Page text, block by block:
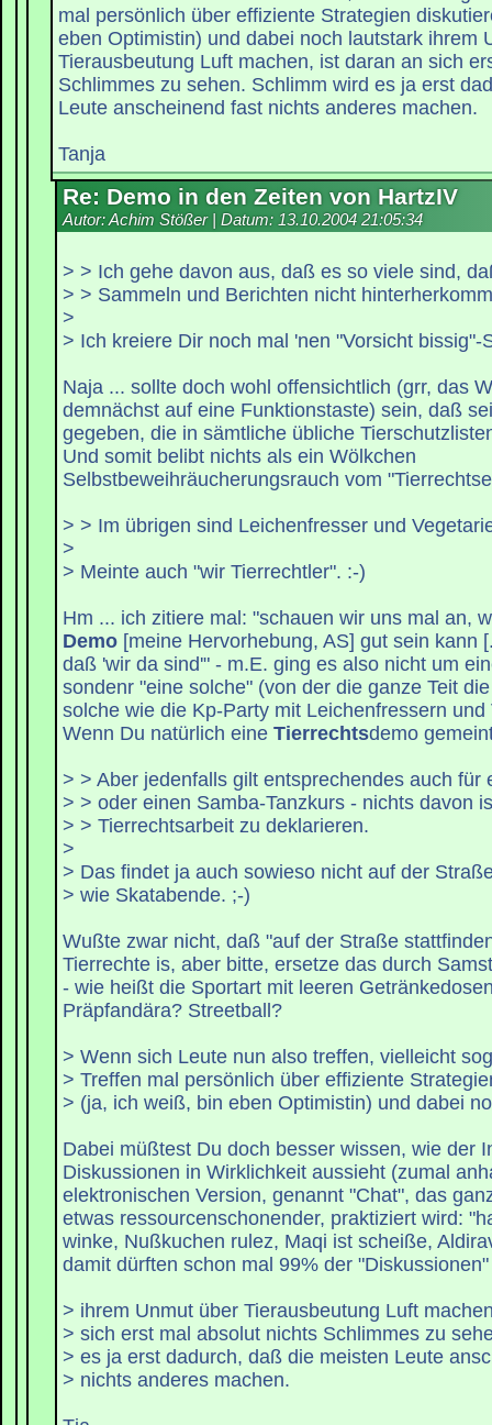
mal persönlich über effiziente Strategien
eben Optimistin) und dabei noch lautstark ihrem
Tierausbeutung Luft machen, ist daran an sich
Schlimmes zu sehen. Schlimm wird es ja erst
Leute anscheinend fast nichts anderes machen.
Tanja
Re: Demo in den Zeiten von HartzIV
Autor: Achim Stößer | Datum: 13.10.2004 21:05:34
> > Ich gehe davon aus, daß es so viele sind,
> > Sammeln und Berichten nicht
>
> Ich kreiere Dir noch mal 'nen "Vorsicht bissig"-
Naja ... sollte doch wohl offensichtlich (grr, das
demnächst auf eine Funktionstaste) sein, daß
gegeben, die in sämtliche übliche
Und somit belibt nichts als ein Wölkchen
Selbstbeweihräucherungsrauch vom
> > Im übrigen sind Leichenfresser und
>
> Meinte auch "wir Tierrechtler". :-)
Hm ... ich zitiere mal: "schauen wir uns mal an,
Demo [meine Hervorhebung, AS] gut sein kann
daß 'wir da sind'" - m.E. ging es also nicht um
sondenr "eine solche" (von der die ganze Teit
solche wie die Kp-Party mit Leichenfressern
Wenn Du natürlich eine Tierrechtsdemo
> > Aber jedenfalls gilt entsprechendes auch für
> > oder einen Samba-Tanzkurs - nichts davon
> > Tierrechtsarbeit zu deklarieren.
>
> Das findet ja auch sowieso nicht auf der
> wie Skatabende. ;-)
Wußte zwar nicht, daß "auf der Straße
Tierrechte is, aber bitte, ersetze das durch
- wie heißt die Sportart mit leeren
Präpfandära? Streetball?
> Wenn sich Leute nun also treffen, vielleicht
> Treffen mal persönlich über effiziente
> (ja, ich weiß, bin eben Optimistin) und dabei
Dabei müßtest Du doch besser wissen, wie der
Diskussionen in Wirklichkeit aussieht (zumal
elektronischen Version, genannt "Chat", das
etwas ressourcenschonender, praktiziert wird:
winke, Nußkuchen rulez, Maqi ist scheiße,
damit dürften schon mal 99% der
> ihrem Unmut über Tierausbeutung Luft
> sich erst mal absolut nichts Schlimmes zu
> es ja erst dadurch, daß die meisten Leute
> nichts anderes machen.